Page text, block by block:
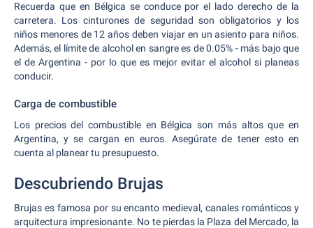
Recuerda que en Bélgica se conduce por el lado derecho de la
carretera. Los cinturones de seguridad son obligatorios y los
niños menores de 12 años deben viajar en un asiento para niños.
Además, el límite de alcohol en sangre es de 0.05% - más bajo que
el de Argentina - por lo que es mejor evitar el alcohol si planeas
conducir.
Carga de combustible
Los precios del combustible en Bélgica son más altos que en
Argentina, y se cargan en euros. Asegúrate de tener esto en
cuenta al planear tu presupuesto.
Descubriendo Brujas
Brujas es famosa por su encanto medieval, canales románticos y
arquitectura impresionante. No te pierdas la Plaza del Mercado, la